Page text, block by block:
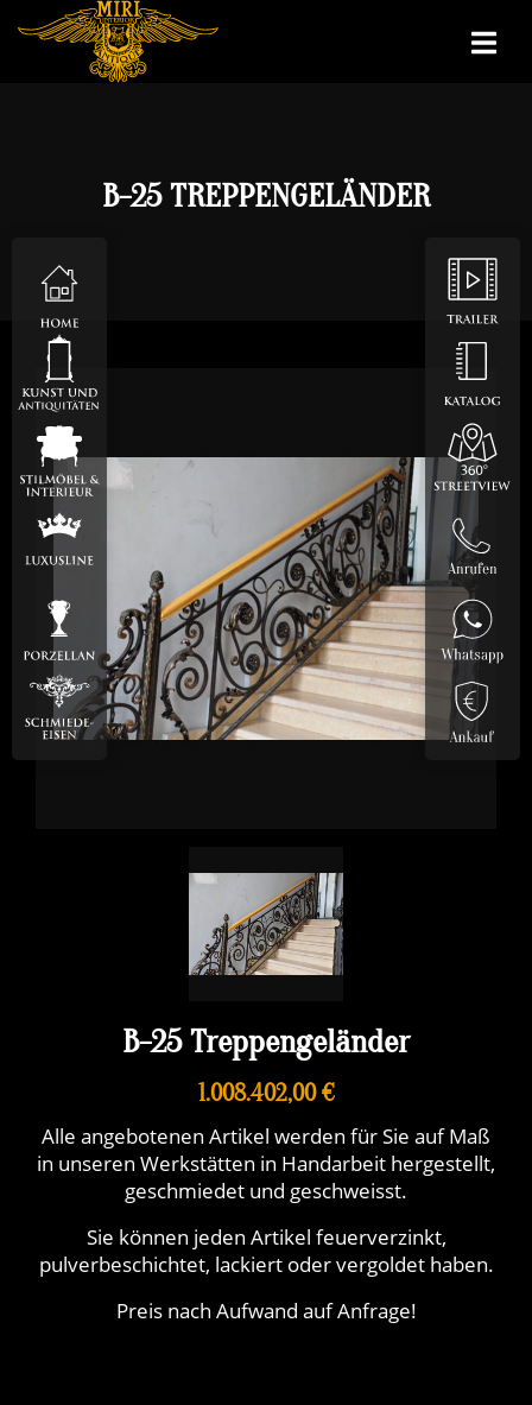
B-25 TREPPENGELÄNDER
B-25 Treppengeländer
1.008.402,00 €
Alle angebotenen Artikel werden für Sie auf Maß
in unseren Werkstätten in Handarbeit hergestellt,
geschmiedet und geschweisst.
Sie können jeden Artikel feuerverzinkt,
pulverbeschichtet, lackiert oder vergoldet haben.
Preis nach Aufwand auf Anfrage!